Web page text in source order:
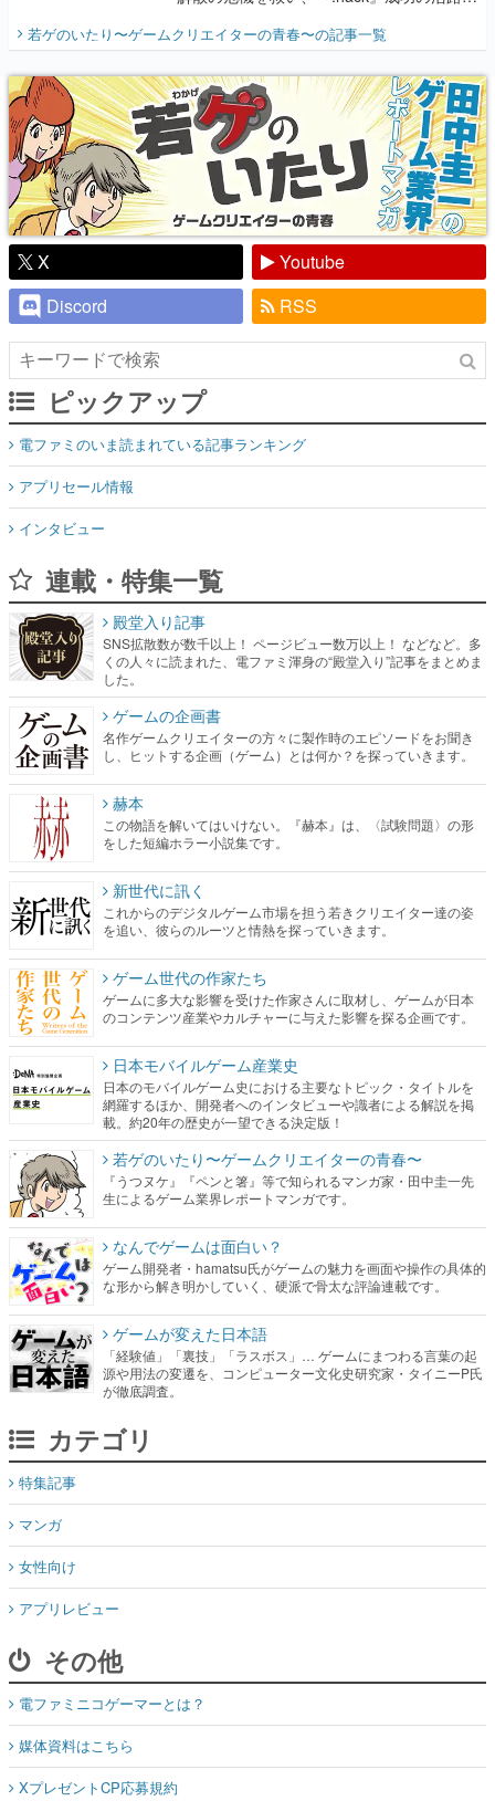
開く。業界の快男児・松山 洋に流れる血は
『少年ジャンプ』色だった【若ゲのいた
り】
若ゲのいたり〜ゲームクリエイターの青春〜の記事一覧
X
Youtube
Discord
RSS
ピックアップ
電ファミのいま読まれている記事ランキング
アプリセール情報
インタビュー
連載・特集一覧
殿堂入り記事
SNS拡散数が数千以上！ ページビュー数万以上！ などなど。多
くの人々に読まれた、電ファミ渾身の“殿堂入り”記事をまとめま
した。
ゲームの企画書
名作ゲームクリエイターの方々に製作時のエピソードをお聞き
し、ヒットする企画（ゲーム）とは何か？を探っていきます。
赫本
この物語を解いてはいけない。『赫本』は、〈試験問題〉の形
をした短編ホラー小説集です。
新世代に訊く
これからのデジタルゲーム市場を担う若きクリエイター達の姿
を追い、彼らのルーツと情熱を探っていきます。
ゲーム世代の作家たち
ゲームに多大な影響を受けた作家さんに取材し、ゲームが日本
のコンテンツ産業やカルチャーに与えた影響を探る企画です。
日本モバイルゲーム産業史
日本のモバイルゲーム史における主要なトピック・タイトルを
網羅するほか、開発者へのインタビューや識者による解説を掲
載。約20年の歴史が一望できる決定版！
若ゲのいたり〜ゲームクリエイターの青春〜
『うつヌケ』『ペンと箸』等で知られるマンガ家・田中圭一先
生によるゲーム業界レポートマンガです。
なんでゲームは面白い？
ゲーム開発者・hamatsu氏がゲームの魅力を画面や操作の具体的
な形から解き明かしていく、硬派で骨太な評論連載です。
ゲームが変えた日本語
「経験値」「裏技」「ラスボス」… ゲームにまつわる言葉の起
源や用法の変遷を、コンピューター文化史研究家・タイニーP氏
が徹底調査。
カテゴリ
特集記事
マンガ
女性向け
アプリレビュー
その他
電ファミニコゲーマーとは？
媒体資料はこちら
XプレゼントCP応募規約